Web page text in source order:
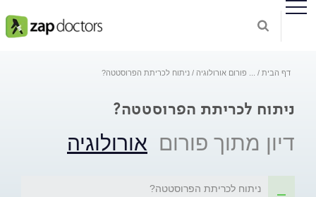
דף הבית פורום אורולוגיה ניתוח לכריתת הפרוסטטה?
ניתוח לכריתת הפרוסטטה?
דיון מתוך פורום אורולוגיה
ניתוח לכריתת הפרוסטטה?